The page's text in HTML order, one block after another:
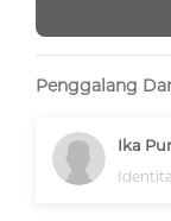
Penggalang
Ika